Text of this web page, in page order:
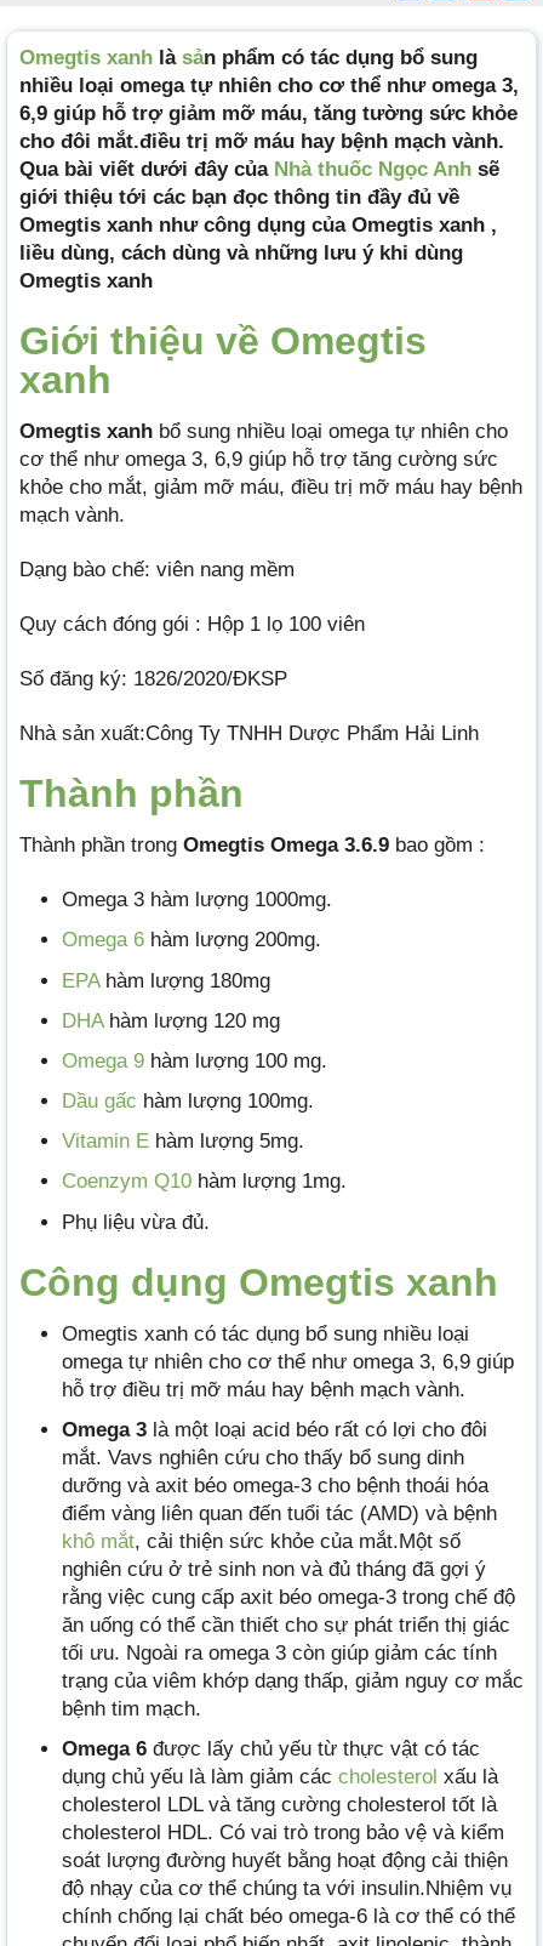
Omegtis xanh là sản phẩm có tác dụng bổ sung
nhiều loại omega tự nhiên cho cơ thể như omega 3,
6,9 giúp hỗ trợ giảm mỡ máu, tăng tường sức khỏe
cho đôi mắt.điều trị mỡ máu hay bệnh mạch vành.
Qua bài viết dưới đây của Nhà thuốc Ngọc Anh sẽ
giới thiệu tới các bạn đọc thông tin đầy đủ về
Omegtis xanh như công dụng của Omegtis xanh ,
liều dùng, cách dùng và những lưu ý khi dùng
Omegtis xanh
Giới thiệu về Omegtis
xanh
Omegtis xanh bổ sung nhiều loại omega tự nhiên cho
cơ thể như omega 3, 6,9 giúp hỗ trợ tăng cường sức
khỏe cho mắt, giảm mỡ máu, điều trị mỡ máu hay bệnh
mạch vành.
Dạng bào chế: viên nang mềm
Quy cách đóng gói : Hộp 1 lọ 100 viên
Số đăng ký: 1826/2020/ĐKSP
Nhà sản xuất:Công Ty TNHH Dược Phẩm Hải Linh
Thành phần
Thành phần trong Omegtis Omega 3.6.9 bao gồm :
Omega 3 hàm lượng 1000mg.
Omega 6 hàm lượng 200mg.
EPAhàm lượng 180mg
DHAhàm lượng 120 mg
Omega 9 hàm lượng 100 mg.
Dầu gấc hàm lượng 100mg.
Vitamin E hàm lượng 5mg.
Coenzym Q10 hàm lượng 1mg.
Phụ liệu vừa đủ.
Công dụng Omegtis xanh
Omegtis xanh có tác dụng bổ sung nhiều loại
omega tự nhiên cho cơ thể như omega 3, 6,9 giúp
hỗ trợ điều trị mỡ máu hay bệnh mạch vành.
Omega 3 là một loại acid béo rất có lợi cho đôi
mắt. Vavs nghiên cứu cho thấy bổ sung dinh
dưỡng và axit béo omega-3 cho bệnh thoái hóa
điểm vàng liên quan đến tuổi tác (AMD) và bệnh
khô mắt, cải thiện sức khỏe của mắt.Một số
nghiên cứu ở trẻ sinh non và đủ tháng đã gợi ý
rằng việc cung cấp axit béo omega-3 trong chế độ
ăn uống có thể cần thiết cho sự phát triển thị giác
tối ưu. Ngoài ra omega 3 còn giúp giảm các tính
trạng của viêm khớp dạng thấp, giảm nguy cơ mắc
bệnh tim mạch.
Omega 6 được lấy chủ yếu từ thực vật có tác
dụng chủ yếu là làm giảm các cholesterol xấu là
cholesterol LDL và tăng cường cholesterol tốt là
cholesterol HDL. Có vai trò trong bảo vệ và kiểm
soát lượng đường huyết bằng hoạt động cải thiện
độ nhạy của cơ thể chúng ta với insulin.Nhiệm vụ
chính chống lại chất béo omega-6 là cơ thể có thể